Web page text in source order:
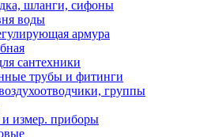
шланги, сифоны
воды
армура
сантехники
трубы и фитинги
группы
измер. приборы